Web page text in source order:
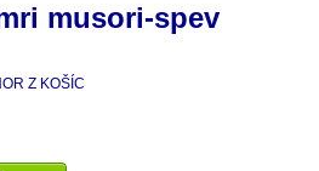
musori-spev
Z KOŠÍC